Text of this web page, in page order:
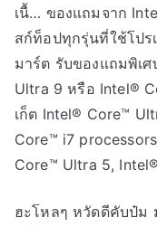
เนื้… ของแถมจาก
สก์ท็อปทุกรุ่นที่ใช้โปร
มาร์ต รับของแถมพิเศ
Ultra 9 หรือ Intel®
เก็ต Intel® Core™
Core™ i7
Core™ Ultra 5,
ฮะโหลๆ หวัดดีคับป๋ม